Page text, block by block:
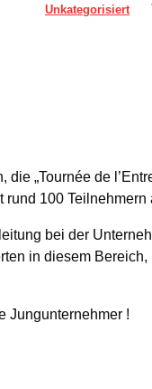
Unkategorisiert
die „Tournée de
rund 100 Teilnehmern
bei der
in diesem
Jungunternehmer !